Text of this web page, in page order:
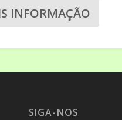
INFORMAÇÃO
SIGA-NOS